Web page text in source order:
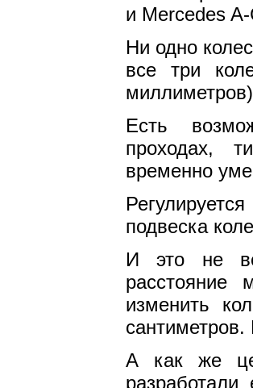
и Mercedes
Ни одно
все три
Есть
проходах,
временно
подвеска
И это не
изменить
сантиметров.
А как же